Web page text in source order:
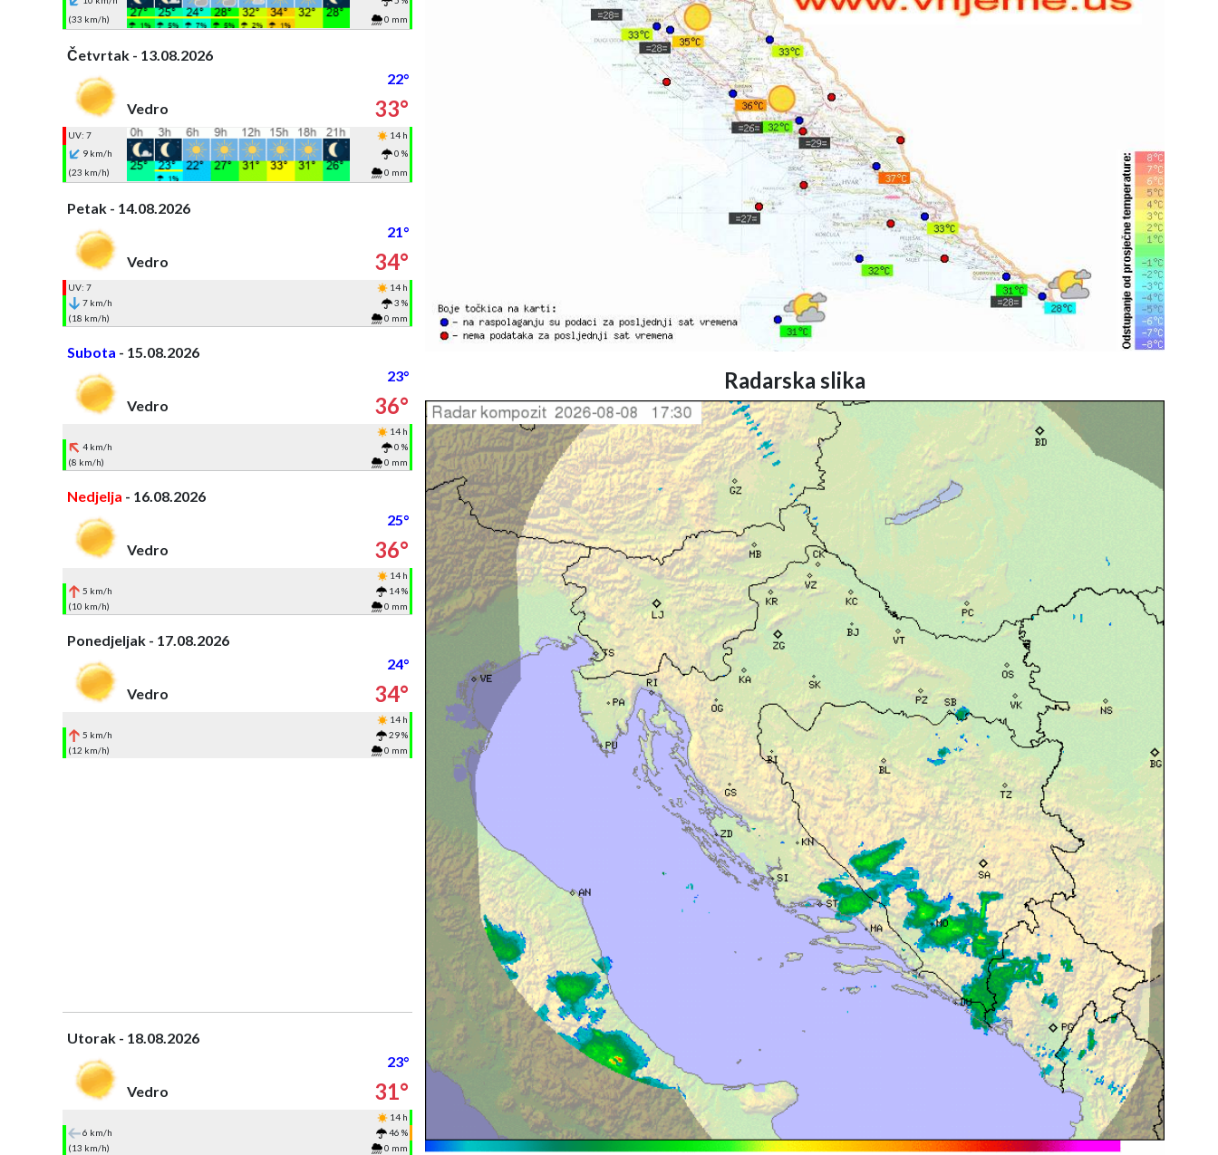
(33 km/h)
0 mm
Četvrtak - 13.08.2026
22°
Vedro
33°
UV: 7
14 h
9 km/h
0 %
(23 km/h)
0 mm
Petak - 14.08.2026
21°
Vedro
34°
UV: 7
14 h
7 km/h
3 %
(18 km/h)
0 mm
Subota - 15.08.2026
23°
Vedro
36°
14 h
4 km/h
0 %
(8 km/h)
0 mm
Nedjelja - 16.08.2026
25°
Vedro
36°
14 h
5 km/h
14 %
(10 km/h)
0 mm
Ponedjeljak - 17.08.2026
24°
Vedro
34°
14 h
5 km/h
29 %
(12 km/h)
0 mm
Utorak - 18.08.2026
23°
Vedro
31°
14 h
6 km/h
46 %
(13 km/h)
0 mm
Radarska slika